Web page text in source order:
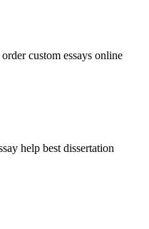
custom essays online
help best dissertation